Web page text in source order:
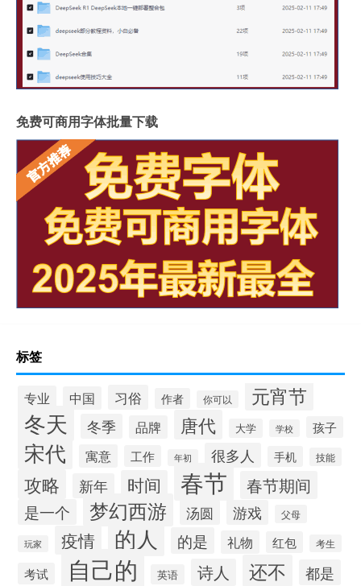
免费可商用字体批量下载
标签
专业 中国 习俗 作者 你可以 元宵节
冬天 冬季 品牌 唐代 大学 学校 孩子
宋代 寓意 工作 年初 很多人 手机 技能
攻略 新年 时间 春节 春节期间
是一个 梦幻西游 汤圆 游戏 父母
玩家 疫情 的人 的是 礼物 红包 考生
考试 自己的 英语 诗人 还不 都是